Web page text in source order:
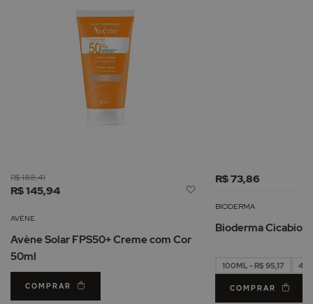
R$ 145,94
R$ 188,41
AVÈNE
Avène Solar FPS50+ Creme com Cor
50ml
COMPRAR
R$ 73,86
BIODERMA
Bioderma Cicabio
100ML - R$ 95,17
COMPRAR